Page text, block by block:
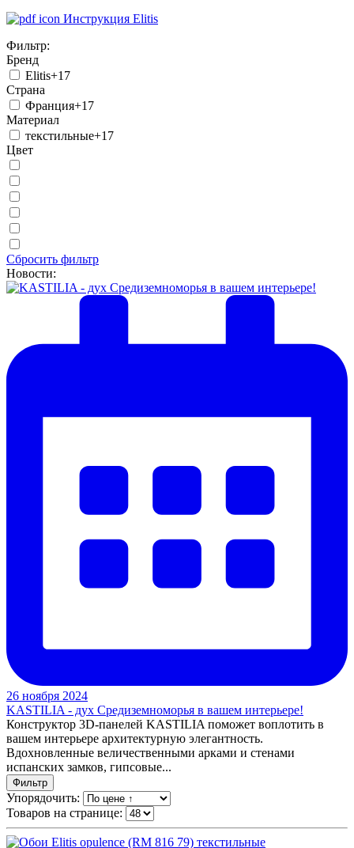
Инструкция Elitis
Фильтр:
Бренд
Elitis+17
Страна
Франция+17
Материал
текстильные+17
Цвет
Сбросить фильтр
Новости:
26 ноября 2024
KASTILIA - дух Средиземноморья в вашем интерьере!
Конструктор 3D-панелей KASTILIA поможет воплотить в
вашем интерьере архитектурную элегантность.
Вдохновленные величественными арками и стенами
испанских замков, гипсовые...
Фильтр
Упорядочить:
Товаров на странице: